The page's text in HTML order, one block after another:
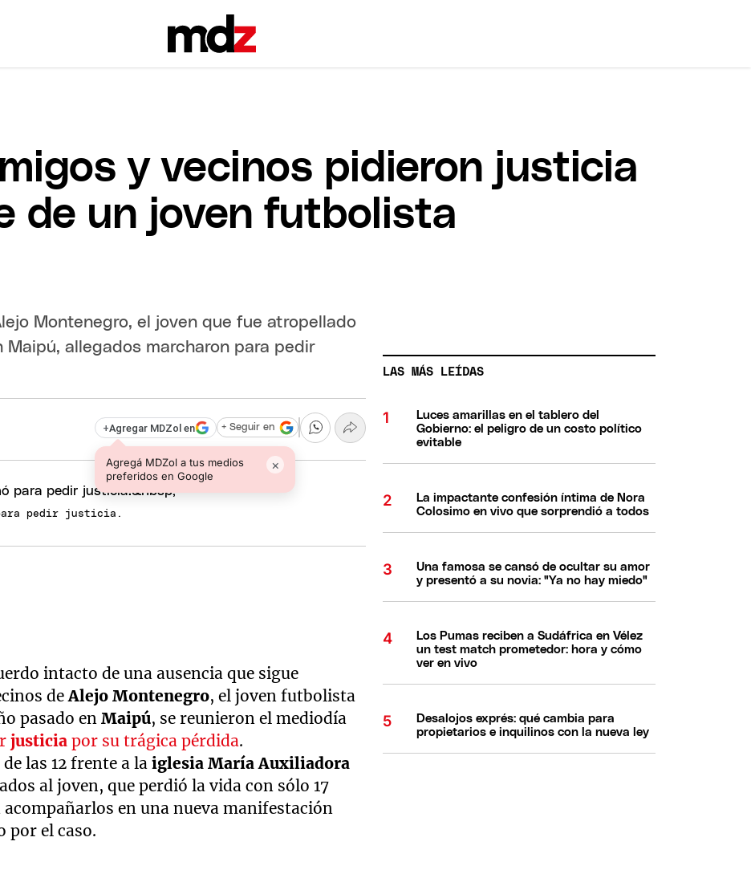
y vecinos pidieron justicia
de un joven futbolista
Montenegro, el joven que fue atropellado
allegados marcharon para pedir
+Agregar MDZol en
Agregá MDZol a tus medios
preferidos en Google
×
+ Seguir en
para pedir justicia.
intacto de una ausencia que sigue
deAlejo Montenegro, el joven futbolista
pasado enMaipú, se reunieron el mediodía
justiciapor su trágica pérdida.
las 12 frente a la iglesia María Auxiliadora
al joven, que perdió la vida con sólo 17
en una nueva manifestación
por el caso.
LAS MÁS LEÍDAS
Luces amarillas en el tablero del
Gobierno: el peligro de un costo político
evitable
La impactante confesión íntima de Nora
Colosimo en vivo que sorprendió a todos
Una famosa se cansó de ocultar su amor
y presentó a su novia: "Ya no hay miedo"
Los Pumas reciben a Sudáfrica en Vélez
un test match prometedor: hora y cómo
ver en vivo
Desalojos exprés: qué cambia para
propietarios e inquilinos con la nueva ley